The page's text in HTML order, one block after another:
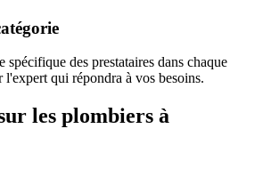
spécifique des prestataires dans chaque
qui répondra à vos besoins.
les plombiers à